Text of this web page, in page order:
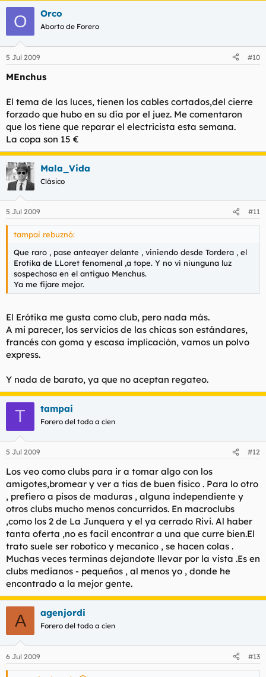
O Orco
Aborto de Forero
5 Jul 2009 #10
MEnchus
El tema de las luces, tienen los cables cortados,del cierre
forzado que hubo en su día por el juez. Me comentaron
que los tiene que reparar el electricista esta semana.
La copa son 15 €
Mala_Vida
Clásico
5 Jul 2009 #11
tampai rebuznó:
Que raro , pase anteayer delante , viniendo desde Tordera , el
Erotika de LLoret fenomenal ,a tope. Y no vi niunguna luz
sospechosa en el antiguo Menchus.
Ya me fijare mejor.
El Erótika me gusta como club, pero nada más.
A mi parecer, los servicios de las chicas son estándares,
francés con goma y escasa implicación, vamos un polvo
express.
Y nada de barato, ya que no aceptan regateo.
T tampai
Forero del todo a cien
5 Jul 2009 #12
Los veo como clubs para ir a tomar algo con los
amigotes,bromear y ver a tias de buen fisico . Para lo otro
, prefiero a pisos de maduras , alguna independiente y
otros clubs mucho menos concurridos. En macroclubs
,como los 2 de La Junquera y el ya cerrado Rivi. Al haber
tanta oferta ,no es facil encontrar a una que curre bien.El
trato suele ser robotico y mecanico , se hacen colas .
Muchas veces terminas dejandote llevar por la vista .Es en
clubs medianos - pequeños , al menos yo , donde he
encontrado a la mejor gente.
A agenjordi
Forero del todo a cien
6 Jul 2009 #13